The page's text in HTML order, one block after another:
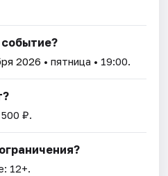
2026 • пятница • 19:00.
₽.
12+.